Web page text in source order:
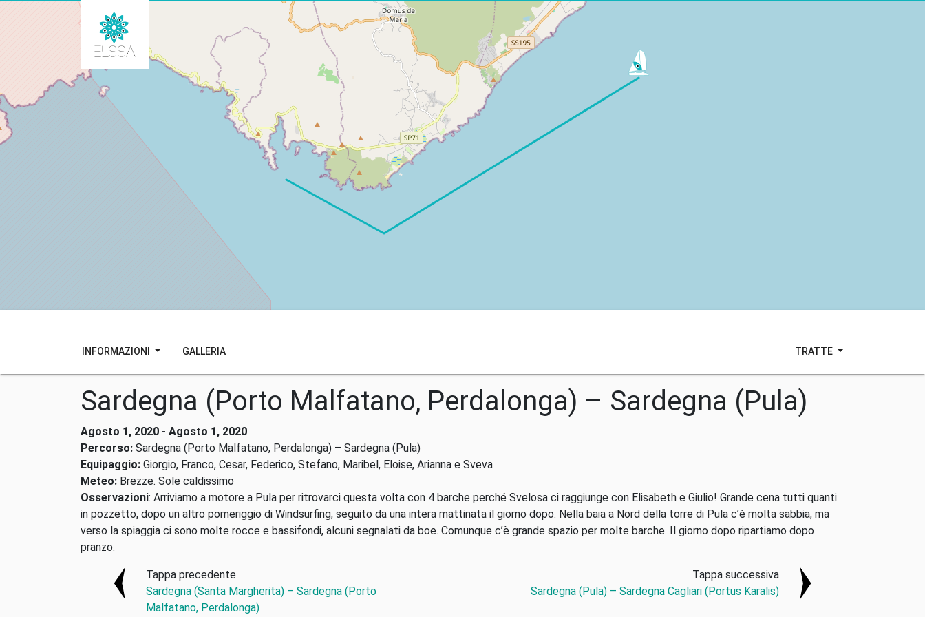
INFORMAZIONI GALLERIA TRATTE
Sardegna (Porto Malfatano, Perdalonga) – Sardegna (Pula)
Agosto 1, 2020 - Agosto 1, 2020
Percorso: Sardegna (Porto Malfatano, Perdalonga) – Sardegna (Pula)
Equipaggio: Giorgio, Franco, Cesar, Federico, Stefano, Maribel, Eloise, Arianna e Sveva
Meteo: Brezze. Sole caldissimo
Osservazioni: Arriviamo a motore a Pula per ritrovarci questa volta con 4 barche perché Svelosa ci raggiunge con Elisabeth e Giulio! Grande cena tutti quanti
in pozzetto, dopo un altro pomeriggio di Windsurfing, seguito da una intera mattinata il giorno dopo. Nella baia a Nord della torre di Pula c’è molta sabbia, ma
verso la spiaggia ci sono molte rocce e bassifondi, alcuni segnalati da boe. Comunque c’è grande spazio per molte barche. Il giorno dopo ripartiamo dopo
pranzo.
Tappa precedente
Sardegna (Santa Margherita) – Sardegna (Porto
Malfatano, Perdalonga)
Tappa successiva
Sardegna (Pula) – Sardegna Cagliari (Portus Karalis)